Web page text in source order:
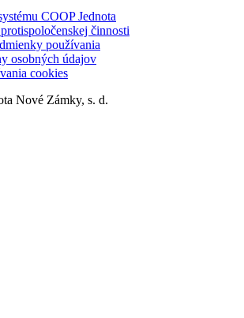
COOP Jednota
činnosti
používania
osobných údajov
cookies
Nové Zámky, s. d.